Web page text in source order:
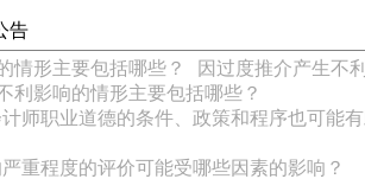
告
情形主要包括哪些？
因过度推介产生不
利影响的情形主要包括哪些？
师职业道德的条件、政策和程序也可能
重程度的评价可能受哪些因素的影响？